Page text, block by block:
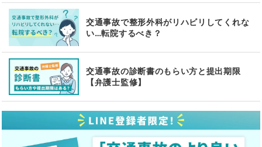
交通事故で整形外科がリハビリしてくれな
い…転院するべき？
交通事故の診断書のもらい方と提出期限
【弁護士監修】